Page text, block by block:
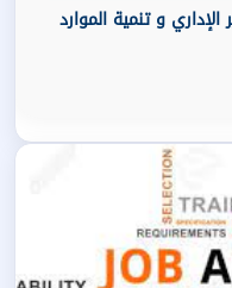
و تنمية الموارد